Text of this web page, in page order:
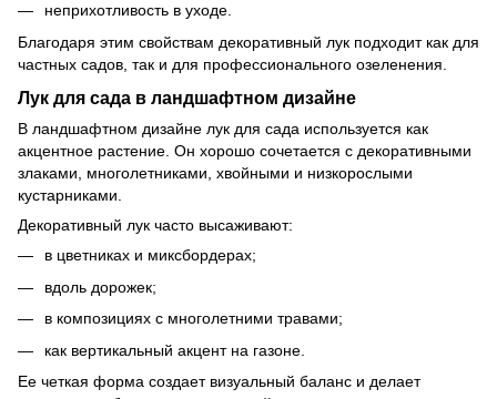
неприхотливость в уходе.
Благодаря этим свойствам декоративный лук подходит как для
частных садов, так и для профессионального озеленения.
Лук для сада в ландшафтном дизайне
В ландшафтном дизайне лук для сада используется как
акцентное растение. Он хорошо сочетается с декоративными
злаками, многолетниками, хвойными и низкорослыми
кустарниками.
Декоративный лук часто высаживают:
в цветниках и миксбордерах;
вдоль дорожек;
в композициях с многолетними травами;
как вертикальный акцент на газоне.
Ее четкая форма создает визуальный баланс и делает